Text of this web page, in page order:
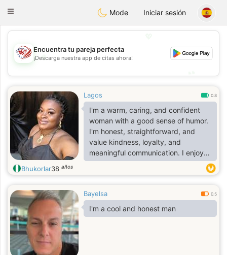
StatesDating
Toggle
Mode Iniciar sesión
💖
💕
Encuentra tu pareja perfecta
¡Descarga nuestra app de citas ahora!
Lagos 0.8
I'm a warm, caring, and confident
woman with a good sense of humor.
I'm honest, straightforward, and
value kindness, loyalty, and
meaningful communication. I enjoy
cooking, reading, and spending
quality time with the people I care
emotionally mature, and believe that
actions speak louder than words.
Bhukorlar38 años
Bayelsa 0.5
I'm a cool and honest man